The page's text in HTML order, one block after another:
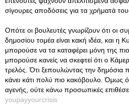
σίγουρες αποδόσεις για τα χρήματά
Οπότε οι βουλευτές γνωρίζουν ότι οι
δημοσίου τομέα είναι κακή ιδέα, και η
μπορούσε να τα καταφέρει μόνη της
μπορούσε κανείς να σκεφτεί ότι ο
τρελός. Ότι ξεπουλώντας την δημόσια
κάνει κάτι πολύ πιο κακόβουλο. Όμως
αγενής, ούτε κάνω προσωπικές
youpayyourcrisis